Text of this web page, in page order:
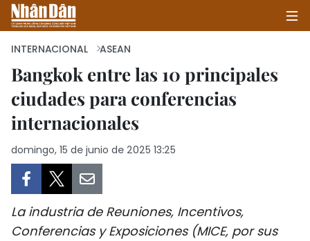
INICIO
POLÍTICA
SALUD - MEDIO AMBIENTE
INTERNACIONAL ASEAN
Bangkok entre las 10 principales
ciudades para conferencias
internacionales
domingo, 15 de junio de 2025 13:25
La industria de Reuniones, Incentivos,
Conferencias y Exposiciones (MICE, por sus